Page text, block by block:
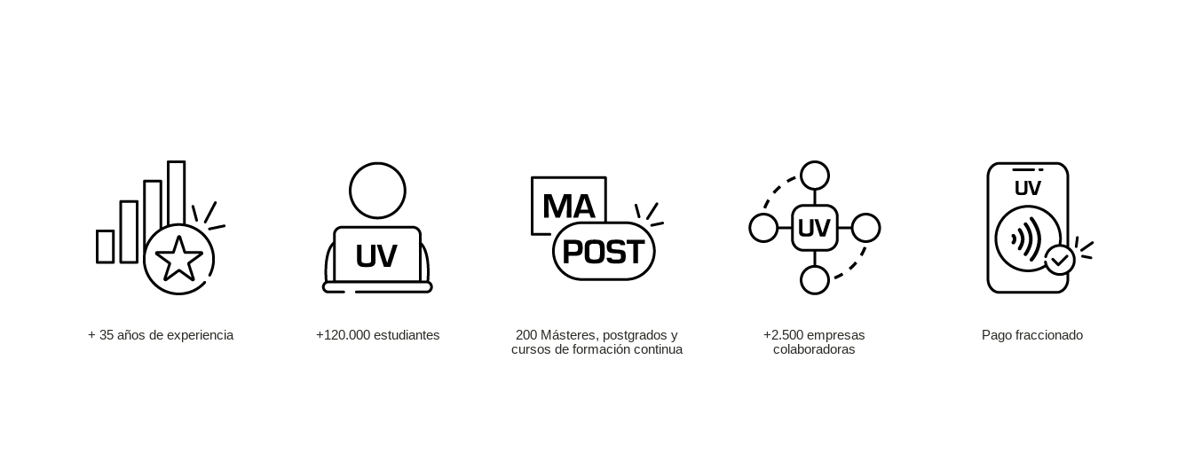
+ 35 años de experiencia +120.000 estudiantes
200 Másteres, postgrados y
cursos de formación continua
+2.500 empresas
colaboradoras
Pago fraccionado